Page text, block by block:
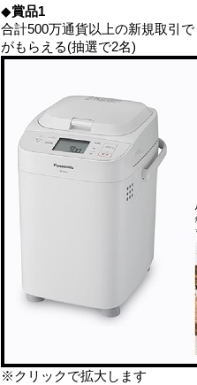
◆賞品1
合計500万通貨以上の新規取引
がもらえる(抽選で2名)
※クリックで拡大します